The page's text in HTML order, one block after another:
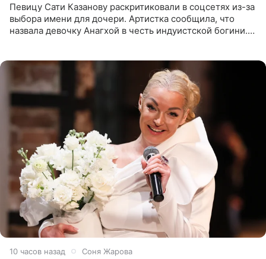
Певицу Сати Казанову раскритиковали в соцсетях из-за
выбора имени для дочери. Артистка сообщила, что
назвала девочку Анагхой в честь индуистской богини.
10 часов назад Соня Жарова